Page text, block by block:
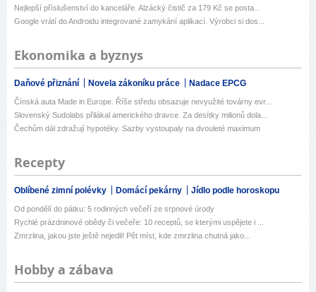
Nejlepší příslušenství do kanceláře. Alzácký čistič za 179 Kč se posta...
Google vrátí do Androidu integrované zamykání aplikací. Výrobci si dos...
Ekonomika a byznys
Daňové přiznání Novela zákoníku práce Nadace EPCG
Čínská auta Made in Europe. Říše středu obsazuje nevyužité továrny evr...
Slovenský Sudolabs přilákal amerického dravce. Za desítky milionů dola...
Čechům dál zdražují hypotéky. Sazby vystoupaly na dvouleté maximum
Recepty
Oblíbené zimní polévky Domácí pekárny Jídlo podle horoskopu
Od pondělí do pátku: 5 rodinných večeří ze srpnové úrody
Rychlé prázdninové obědy či večeře: 10 receptů, se kterými uspějete i ...
Zmrzlina, jakou jste ještě nejedli! Pět míst, kde zmrzlina chutná jako...
Hobby a zábava